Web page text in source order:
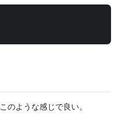
のような感じで良い。